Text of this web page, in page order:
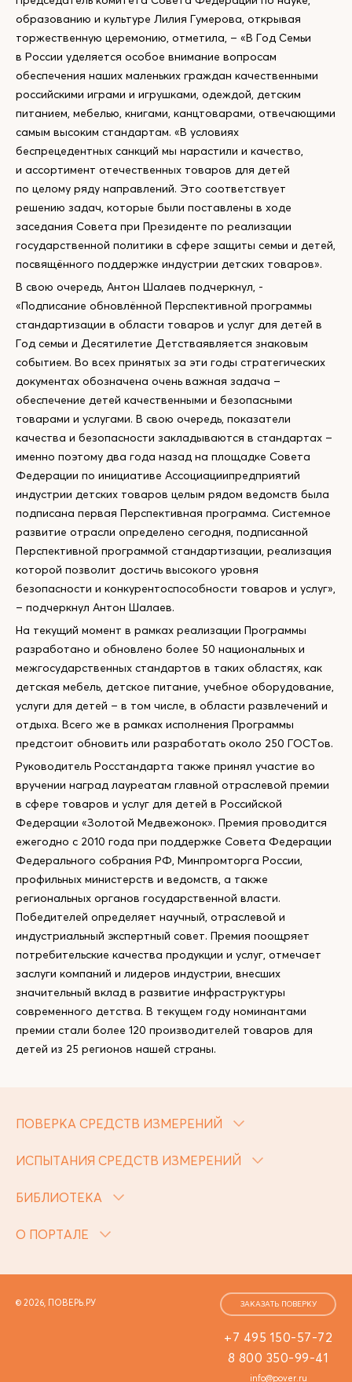
образованию и культуре Лилия Гумерова, открывая
торжественную церемонию, отметила, – «В Год Семьи
в России уделяется особое внимание вопросам
обеспечения наших маленьких граждан качественными
российскими играми и игрушками, одеждой, детским
питанием, мебелью, книгами, канцтоварами, отвечающими
самым высоким стандартам. «В условиях
беспрецедентных санкций мы нарастили и качество,
и ассортимент отечественных товаров для детей
по целому ряду направлений. Это соответствует
решению задач, которые были поставлены в ходе
заседания Совета при Президенте по реализации
государственной политики в сфере защиты семьи и детей,
посвящённого поддержке индустрии детских товаров».
В свою очередь, Антон Шалаев подчеркнул, -
«Подписание обновлённой Перспективной программы
стандартизации в области товаров и услуг для детей в
Год семьи и Десятилетие Детстваявляется знаковым
событием. Во всех принятых за эти годы стратегических
документах обозначена очень важная задача –
обеспечение детей качественными и безопасными
товарами и услугами. В свою очередь, показатели
качества и безопасности закладываются в стандартах –
именно поэтому два года назад на площадке Совета
Федерации по инициативе Ассоциациипредприятий
индустрии детских товаров целым рядом ведомств была
подписана первая Перспективная программа. Системное
развитие отрасли определено сегодня, подписанной
Перспективной программой стандартизации, реализация
которой позволит достичь высокого уровня
безопасности и конкурентоспособности товаров и услуг»,
– подчеркнул Антон Шалаев.
На текущий момент в рамках реализации Программы
разработано и обновлено более 50 национальных и
межгосударственных стандартов в таких областях, как
детская мебель, детское питание, учебное оборудование,
услуги для детей – в том числе, в области развлечений и
отдыха. Всего же в рамках исполнения Программы
предстоит обновить или разработать около 250 ГОСТов.
Руководитель Росстандарта также принял участие во
вручении наград лауреатам главной отраслевой премии
в сфере товаров и услуг для детей в Российской
Федерации «Золотой Медвежонок». Премия проводится
ежегодно с 2010 года при поддержке Совета Федерации
Федерального собрания РФ, Минпромторга России,
профильных министерств и ведомств, а также
региональных органов государственной власти.
Победителей определяет научный, отраслевой и
индустриальный экспертный совет. Премия поощряет
потребительские качества продукции и услуг, отмечает
заслуги компаний и лидеров индустрии, внесших
значительный вклад в развитие инфраструктуры
современного детства. В текущем году номинантами
премии стали более 120 производителей товаров для
детей из 25 регионов нашей страны.
ПОВЕРКА СРЕДСТВ ИЗМЕРЕНИЙ
ИСПЫТАНИЯ СРЕДСТВ ИЗМЕРЕНИЙ
БИБЛИОТЕКА
О ПОРТАЛЕ
© 2026, ПОВЕРЬ.РУ
+7 495 150-57-72
8 800 350-99-41
info@pover.ru
ЗАКАЗАТЬ ПОВЕРКУ